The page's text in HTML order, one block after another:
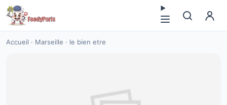
Accueil · Marseille · le bien etre